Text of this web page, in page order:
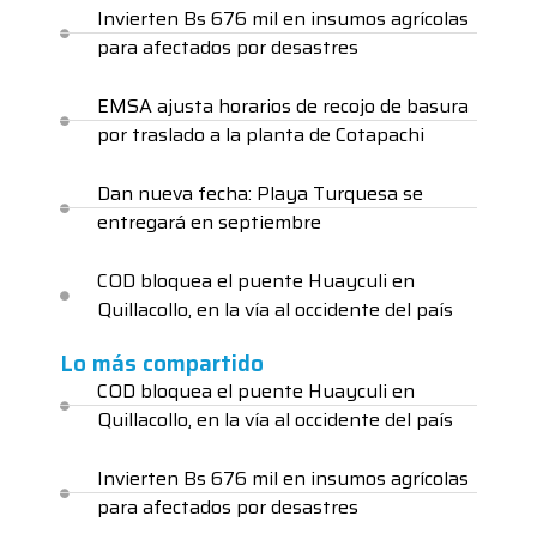
Invierten Bs 676 mil en insumos agrícolas
para afectados por desastres
EMSA ajusta horarios de recojo de basura
por traslado a la planta de Cotapachi
Dan nueva fecha: Playa Turquesa se
entregará en septiembre
COD bloquea el puente Huayculi en
Quillacollo, en la vía al occidente del país
Lo más compartido
COD bloquea el puente Huayculi en
Quillacollo, en la vía al occidente del país
Invierten Bs 676 mil en insumos agrícolas
para afectados por desastres